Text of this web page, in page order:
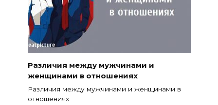
Различия между мужчинами и
женщинами в отношениях
Различия между мужчинами и женщинами в
отношениях